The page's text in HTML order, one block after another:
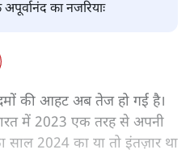
का नजरियाः
की आहट अब तेज हो गई है।
में 2023 एक तरह से अपनी
साल 2024 का या तो इंतज़ार था